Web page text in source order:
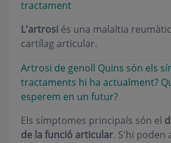
tractament
L'artrosi és una malaltia
cartílag articular.
Artrosi de genoll Quins són els
tractaments hi ha actualment?
esperem en un futur?
Els símptomes principals són el
de la funció articular. S'hi poden